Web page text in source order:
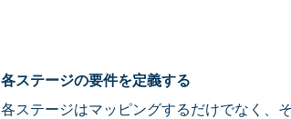
各ステージの要件を定義する
各ステージはマッピングするだけでなく、